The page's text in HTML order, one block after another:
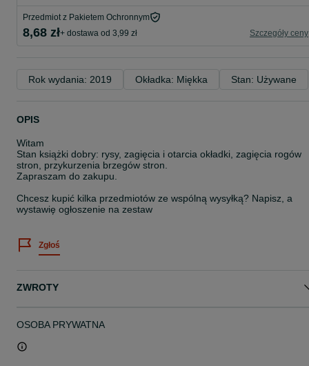
Przedmiot z Pakietem Ochronnym
8,68 zł+ dostawa od 3,99 zł Szczegóły ceny
Rok wydania: 2019 Okładka: Miękka Stan: Używane
OPIS
Witam
Stan książki dobry: rysy, zagięcia i otarcia okładki, zagięcia rogów
stron, przykurzenia brzegów stron.
Zapraszam do zakupu.
Chcesz kupić kilka przedmiotów ze wspólną wysyłką? Napisz, a
wystawię ogłoszenie na zestaw
Zgłoś
ZWROTY
OSOBA PRYWATNA